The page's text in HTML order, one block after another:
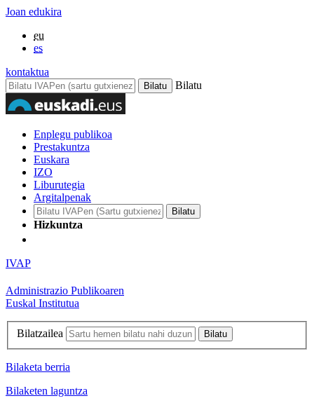
Joan edukira
eu
es
kontaktua
Bilatu
Enplegu publikoa
Prestakuntza
Euskara
IZO
Liburutegia
Argitalpenak
Hizkuntza
IVAP
Administrazio Publikoaren
Euskal Institutua
Bilatzailea
Bilaketa berria
Bilaketen laguntza